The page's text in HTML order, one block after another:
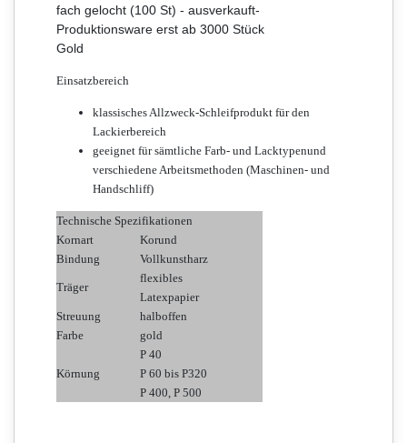
fach gelocht (100 St) - ausverkauft-
Produktionsware erst ab 3000 Stück
Gold
Einsatzbereich
klassisches Allzweck-Schleifprodukt für den
Lackierbereich
geeignet für sämtliche Farb- und Lacktypenund
verschiedene Arbeitsmethoden (Maschinen- und
Handschliff)
Technische Spezifikationen
Kornart
Korund
Bindung
Vollkunstharz
Träger
flexibles
Latexpapier
Streuung
halboffen
Farbe
gold
Körnung
P 40
P 60 bis P320
P 400, P 500